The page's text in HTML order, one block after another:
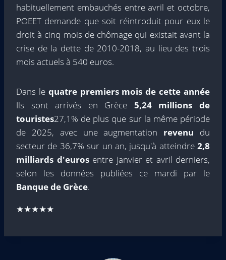
habituellement embauchés entre avril et octobre,
POEET demande que soit réintroduit pour eux le
droit à cinq mois de chômage qui existait avant la
crise de la dette de 2010-2018, au lieu des trois
mois actuels à 540 euros.
Dans le quatre premiers mois de cette année
Ils sont arrivés en Grèce 5,24 millions de
touristes27,1% de plus que sur la même période
de 2025, avec une augmentation revenu du
secteur de 36,7% sur un an, jusqu'à atteindre 2,8
milliards d'eurosentre janvier et avril derniers,
selon les données publiées ce mardi par le
Banque de Grèce.
★★★★★